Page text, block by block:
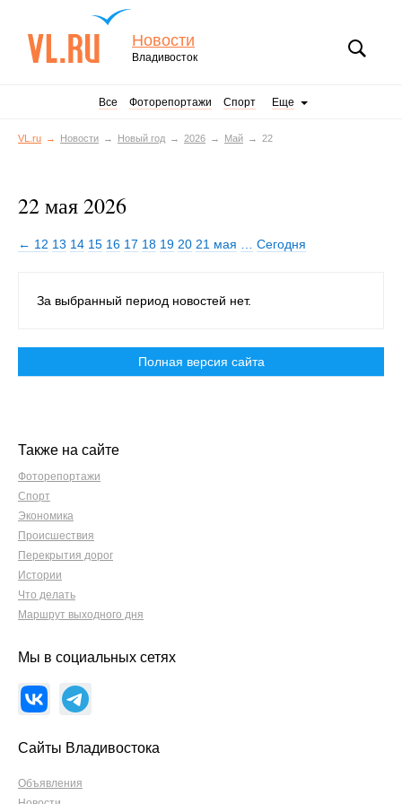
Новости
Владивосток
Все Фоторепортажи Спорт Еще
VL.ru Новости Новый год 2026 Май 22
22 мая 2026
← 12 13 14 15 16 17 18 19 20 21 мая Сегодня
За выбранный период новостей нет.
Полная версия сайта
Также на сайте
Фоторепортажи
Спорт
Экономика
Происшествия
Перекрытия дорог
Истории
Что делать
Маршрут выходного дня
Мы в социальных сетях
Сайты Владивостока
Объявления